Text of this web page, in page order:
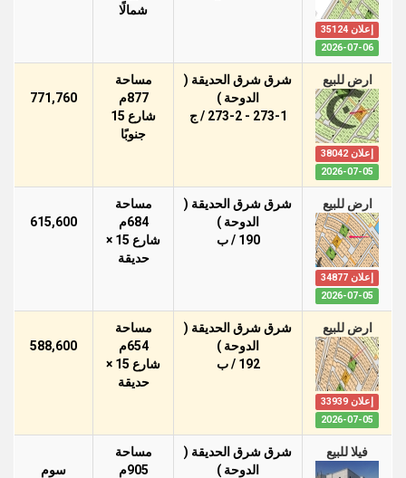
إعلان 35124
2026-07-06
شمالًا
ارض للبيع
إعلان 38042
2026-07-05
شرق شرق الحديقة (
الدوحة )
273-1 - 273-2 / ج
مساحة
877م
شارع 15
جنوبًا
771,760
ارض للبيع
إعلان 34877
2026-07-05
شرق شرق الحديقة (
الدوحة )
190 / ب
مساحة
684م
شارع 15 ×
حديقة
615,600
ارض للبيع
إعلان 33939
2026-07-05
شرق شرق الحديقة (
الدوحة )
192 / ب
مساحة
654م
شارع 15 ×
حديقة
588,600
فيلا للبيع
شرق شرق الحديقة (
الدوحة )
مساحة
905م
سوم